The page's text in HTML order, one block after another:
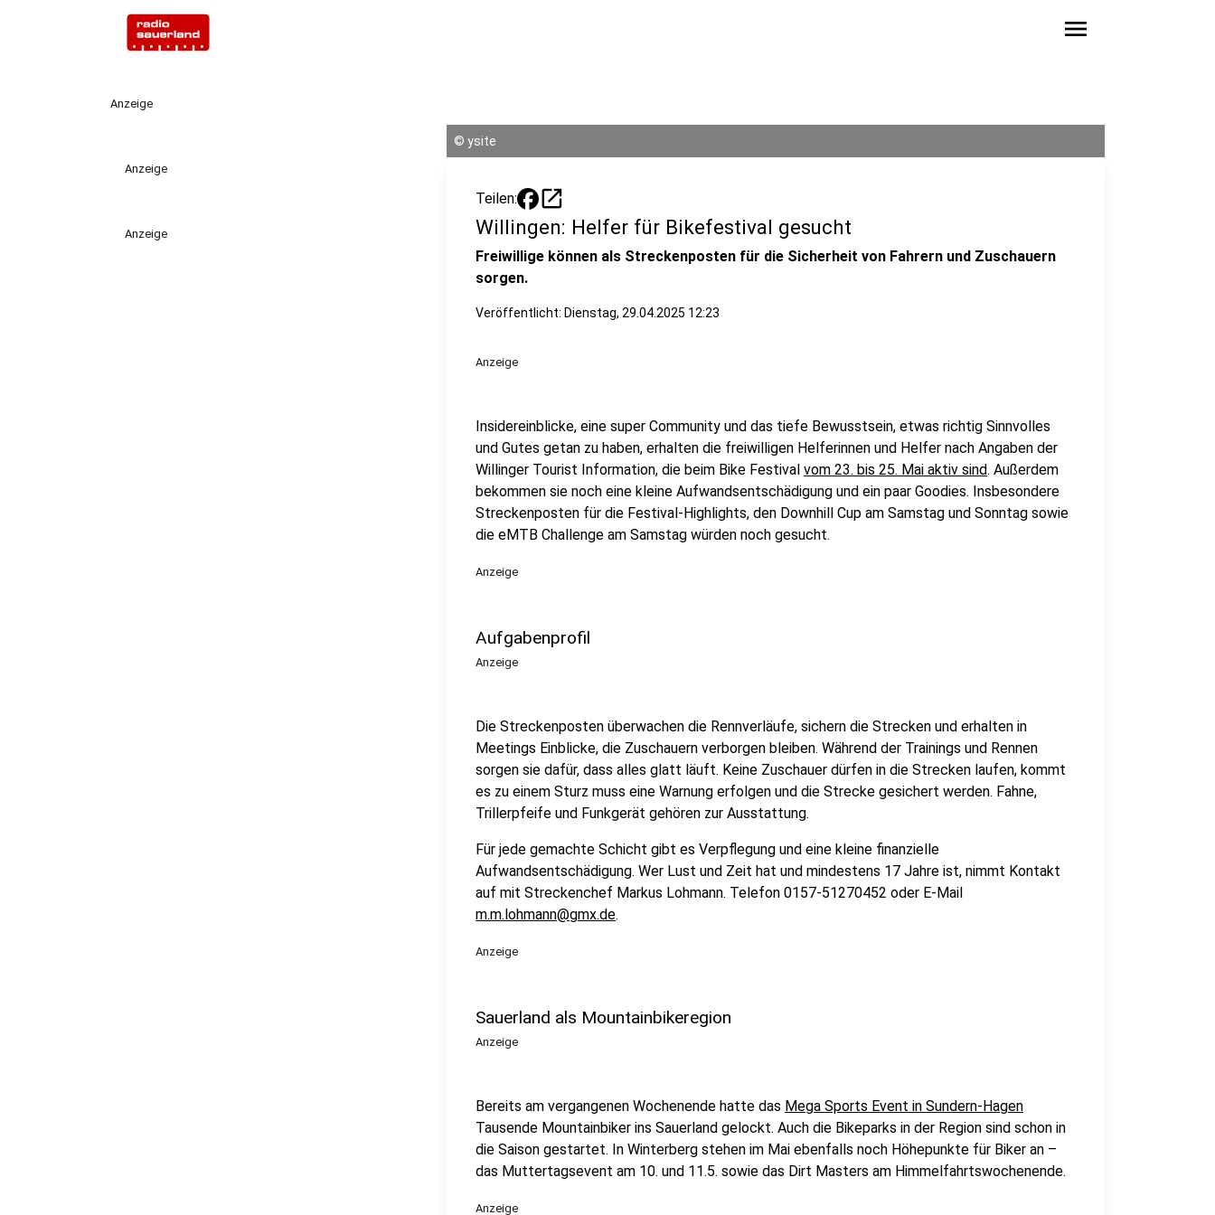
menu
Anzeige
Anzeige
Anzeige
© ysite
Teilen: open_in_new
Willingen: Helfer für Bikefestival gesucht
Freiwillige können als Streckenposten für die Sicherheit von Fahrern und Zuschauern
sorgen.
Veröffentlicht: Dienstag, 29.04.2025 12:23
Anzeige
Insidereinblicke, eine super Community und das tiefe Bewusstsein, etwas richtig Sinnvolles
und Gutes getan zu haben, erhalten die freiwilligen Helferinnen und Helfer nach Angaben der
Willinger Tourist Information, die beim Bike Festival vom 23. bis 25. Mai aktiv sind. Außerdem
bekommen sie noch eine kleine Aufwandsentschädigung und ein paar Goodies. Insbesondere
Streckenposten für die Festival-Highlights, den Downhill Cup am Samstag und Sonntag sowie
die eMTB Challenge am Samstag würden noch gesucht.
Anzeige
Aufgabenprofil
Anzeige
Die Streckenposten überwachen die Rennverläufe, sichern die Strecken und erhalten in
Meetings Einblicke, die Zuschauern verborgen bleiben. Während der Trainings und Rennen
sorgen sie dafür, dass alles glatt läuft. Keine Zuschauer dürfen in die Strecken laufen, kommt
es zu einem Sturz muss eine Warnung erfolgen und die Strecke gesichert werden. Fahne,
Trillerpfeife und Funkgerät gehören zur Ausstattung.
Für jede gemachte Schicht gibt es Verpflegung und eine kleine finanzielle
Aufwandsentschädigung. Wer Lust und Zeit hat und mindestens 17 Jahre ist, nimmt Kontakt
auf mit Streckenchef Markus Lohmann. Telefon 0157-51270452 oder E-Mail
m.m.lohmann@gmx.de.
Anzeige
Sauerland als Mountainbikeregion
Anzeige
Bereits am vergangenen Wochenende hatte das Mega Sports Event in Sundern-Hagen
Tausende Mountainbiker ins Sauerland gelockt. Auch die Bikeparks in der Region sind schon in
die Saison gestartet. In Winterberg stehen im Mai ebenfalls noch Höhepunkte für Biker an –
das Muttertagsevent am 10. und 11.5. sowie das Dirt Masters am Himmelfahrtswochenende.
Anzeige